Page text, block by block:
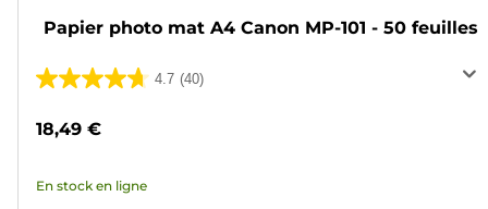
Papier photo mat A4 Canon MP-101 - 50 feuilles
4.7 (40)
4.7
5
40
18,49 €
En stock en ligne